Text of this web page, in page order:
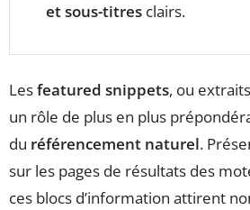
et sous-titres clairs.
Lesfeatured snippets, ou
un rôle de plus en plus
du référencement naturel.
sur les pages de résultats des
ces blocs d’information attirent